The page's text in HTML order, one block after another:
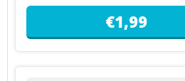
€1,99